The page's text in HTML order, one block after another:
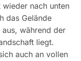
wieder nach unten
das Gelände
während der
liegt.
auch an vollen